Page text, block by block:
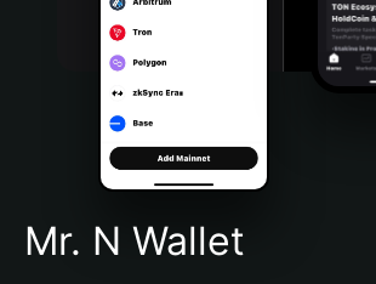
Português (Brasil)
Español (Argentina)
Mr. N Wallet